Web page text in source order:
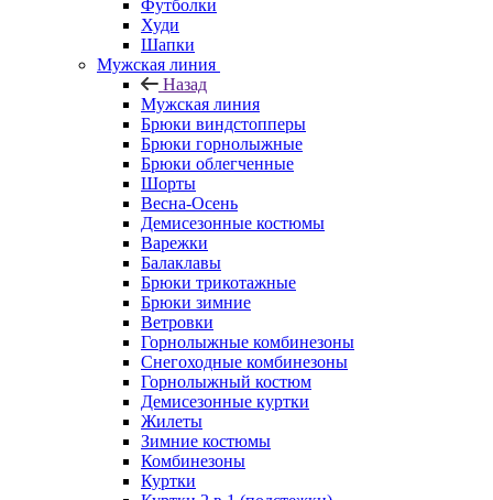
Футболки
Худи
Шапки
Мужская линия
Назад
Мужская линия
Брюки виндстопперы
Брюки горнолыжные
Брюки облегченные
Шорты
Весна-Осень
Демисезонные костюмы
Варежки
Балаклавы
Брюки трикотажные
Брюки зимние
Ветровки
Горнолыжные комбинезоны
Снегоходные комбинезоны
Горнолыжный костюм
Демисезонные куртки
Жилеты
Зимние костюмы
Комбинезоны
Куртки